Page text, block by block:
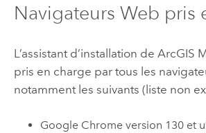
Navigateurs Web pris
L’assistant d’installation de ArcGIS
pris en charge par tous les
notamment les suivants (liste non
Google Chrome version 130 et